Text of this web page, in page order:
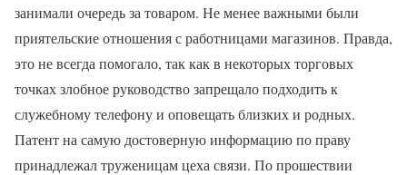
занимали очередь за товаром. Не менее важными были
приятельские отношения с работницами магазинов. Правда,
это не всегда помогало, так как в некоторых торговых
точках злобное руководство запрещало подходить к
служебному телефону и оповещать близких и родных.
Патент на самую достоверную информацию по праву
принадлежал труженицам цеха связи. По прошествии